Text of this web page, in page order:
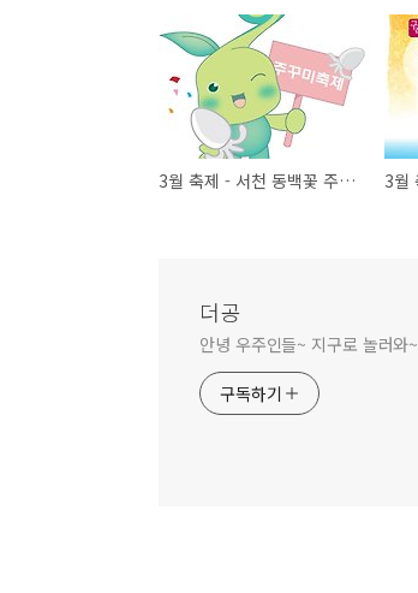
3월 축제 - 서천 동백꽃 주꾸미 축제 13회
더공
안녕 우주인들~ 지구로 놀러와~
구독하기